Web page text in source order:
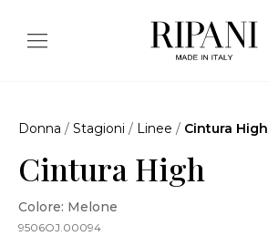
Donna / Stagioni / Linee / Cintura High
Cintura High
Colore: Melone
9506OJ.00094